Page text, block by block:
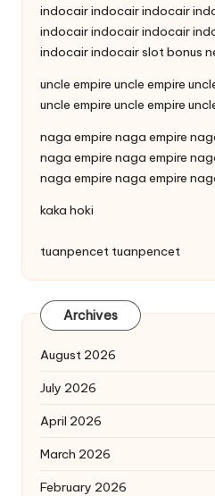
indocairindocairindocair
indocairindocairindocair
indocairindocairslot bonus
uncle empire uncle empire
uncle empire uncle empire
naga empire naga empire
naga empire naga empire
naga empire naga empire
kaka hoki
tuanpencet tuanpencet
Archives
August 2026
July 2026
April 2026
March 2026
February 2026